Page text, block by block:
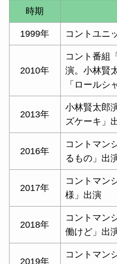
時期
1999年 コントユニ
2010年
コント番組
演。小林賢
「ロールシ
2013年
小林賢太郎
ズケーキ」
2016年
コントマン
るもの」出
2017年
コントマン
様」出演
2018年
コントマン
働けど」出
2019年
コントマン